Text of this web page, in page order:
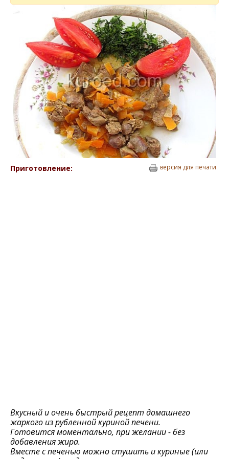
Приготовление: версия для печати
Вкусный и очень быстрый рецепт домашнего
жаркого из рубленной куриной печени.
Готовится моментально, при желании - без
добавления жира.
Вместе с печенью можно стушить и куриные (или